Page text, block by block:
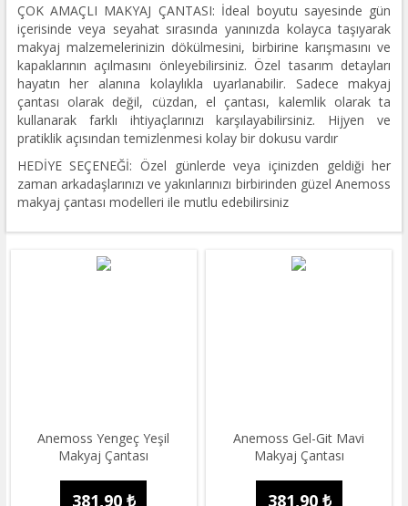
ÇOK AMAÇLI MAKYAJ ÇANTASI: İdeal boyutu sayesinde gün
içerisinde veya seyahat sırasında yanınızda kolayca taşıyarak
makyaj malzemelerinizin dökülmesini, birbirine karışmasını ve
kapaklarının açılmasını önleyebilirsiniz. Özel tasarım detayları
hayatın her alanına kolaylıkla uyarlanabilir. Sadece makyaj
çantası olarak değil, cüzdan, el çantası, kalemlik olarak ta
kullanarak farklı ihtiyaçlarınızı karşılayabilirsiniz. Hijyen ve
pratiklik açısından temizlenmesi kolay bir dokusu vardır
HEDİYE SEÇENEĞİ: Özel günlerde veya içinizden geldiği her
zaman arkadaşlarınızı ve yakınlarınızı birbirinden güzel Anemoss
makyaj çantası modelleri ile mutlu edebilirsiniz
Anemoss Yengeç Yeşil
Makyaj Çantası
381,90 ₺
Anemoss Gel-Git Mavi
Makyaj Çantası
381,90 ₺